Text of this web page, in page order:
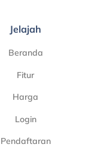
Jelajah
Beranda
Fitur
Harga
Login
Pendaftaran